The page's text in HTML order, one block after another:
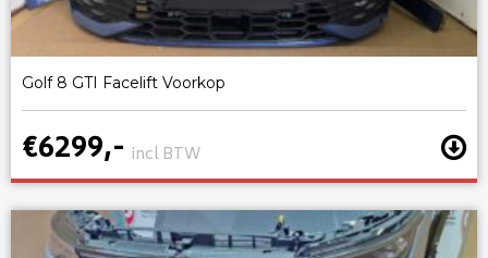
Golf 8 GTI Facelift Voorkop
€6299,- incl BTW